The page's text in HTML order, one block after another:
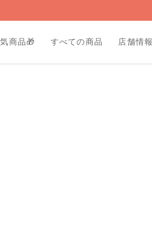
気商品🎁 すべての商品 店舗情報